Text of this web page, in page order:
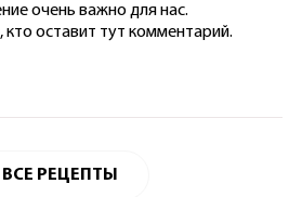
очень важно для нас.
кто оставит тут комментарий.
ВСЕ РЕЦЕПТЫ